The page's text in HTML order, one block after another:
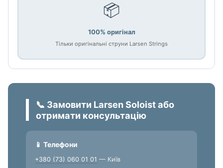
📦
100% оригінал
Тільки оригінальні струни Larsen Strings
📞 Замовити Larsen Soloist або
отримати консультацію
📱 Телефони
+380 (73) 060 01 01 — Київ